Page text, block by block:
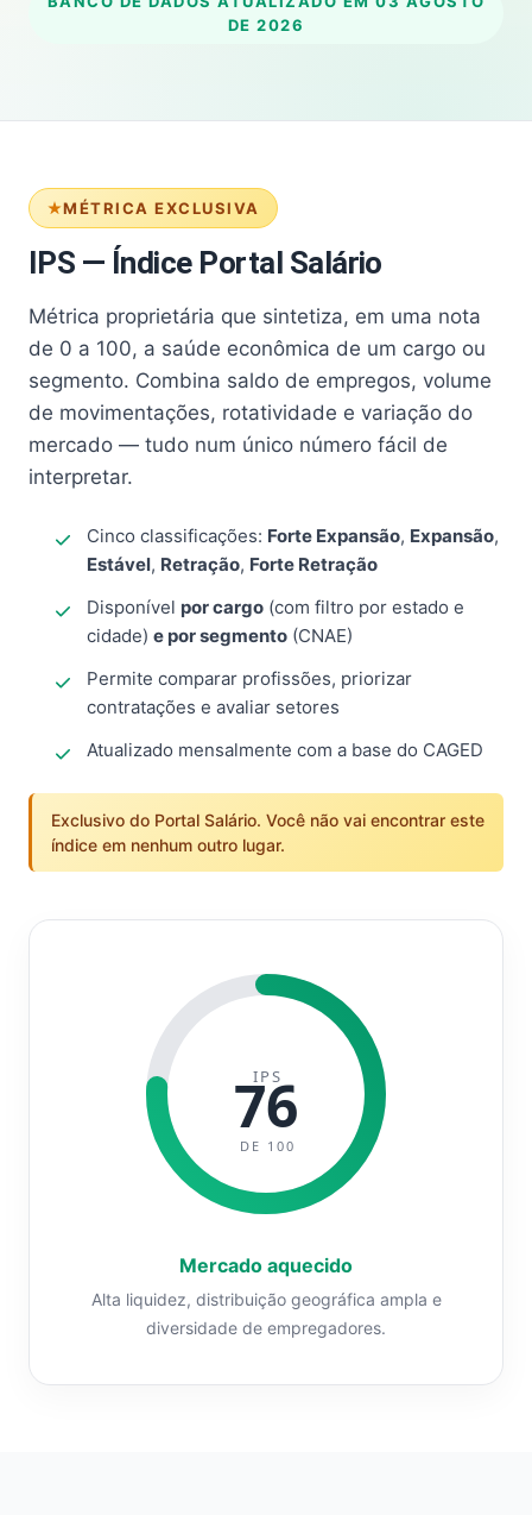
DE 2026
MÉTRICA EXCLUSIVA
IPS — Índice Portal Salário
Métrica proprietária que sintetiza, em uma nota
de 0 a 100, a saúde econômica de um cargo ou
segmento. Combina saldo de empregos, volume
de movimentações, rotatividade e variação do
mercado — tudo num único número fácil de
interpretar.
Cinco classificações: Forte Expansão, Expansão,
Estável, Retração, Forte Retração
Disponível por cargo (com filtro por estado e
cidade) e por segmento (CNAE)
Permite comparar profissões, priorizar
contratações e avaliar setores
Atualizado mensalmente com a base do CAGED
Exclusivo do Portal Salário. Você não vai encontrar este
índice em nenhum outro lugar.
IPS
76
DE 100
Mercado aquecido
Alta liquidez, distribuição geográfica ampla e
diversidade de empregadores.